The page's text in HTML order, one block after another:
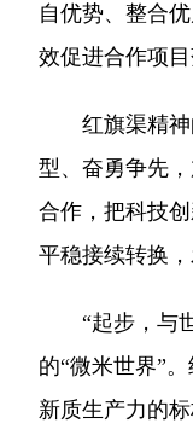
自优势、整合
效促进合作项
红旗渠精神的
型、奋勇争先
合作，把科技
平稳接续转换
“起步，与世
的“微米世界”
新质生产力的